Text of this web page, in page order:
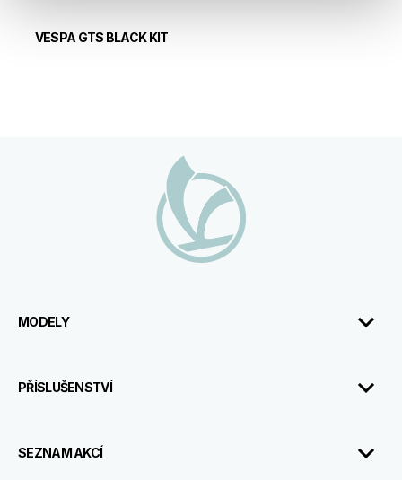
VESPA GTS BLACK KIT
MODELY
PŘÍSLUŠENSTVÍ
SEZNAM AKCÍ